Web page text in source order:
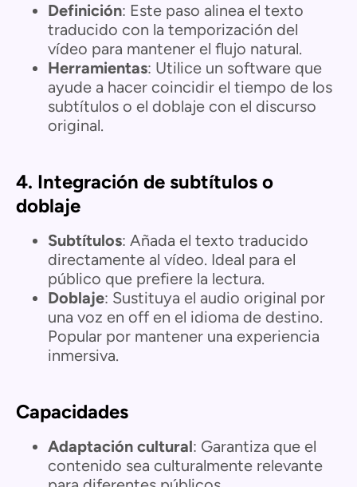
Definición: Este paso alinea el texto
traducido con la temporización del
vídeo para mantener el flujo natural.
Herramientas: Utilice un software que
ayude a hacer coincidir el tiempo de los
subtítulos o el doblaje con el discurso
original.
4. Integración de subtítulos o
doblaje
Subtítulos: Añada el texto traducido
directamente al vídeo. Ideal para el
público que prefiere la lectura.
Doblaje: Sustituya el audio original por
una voz en off en el idioma de destino.
Popular por mantener una experiencia
inmersiva.
Capacidades
Adaptación cultural: Garantiza que el
contenido sea culturalmente relevante